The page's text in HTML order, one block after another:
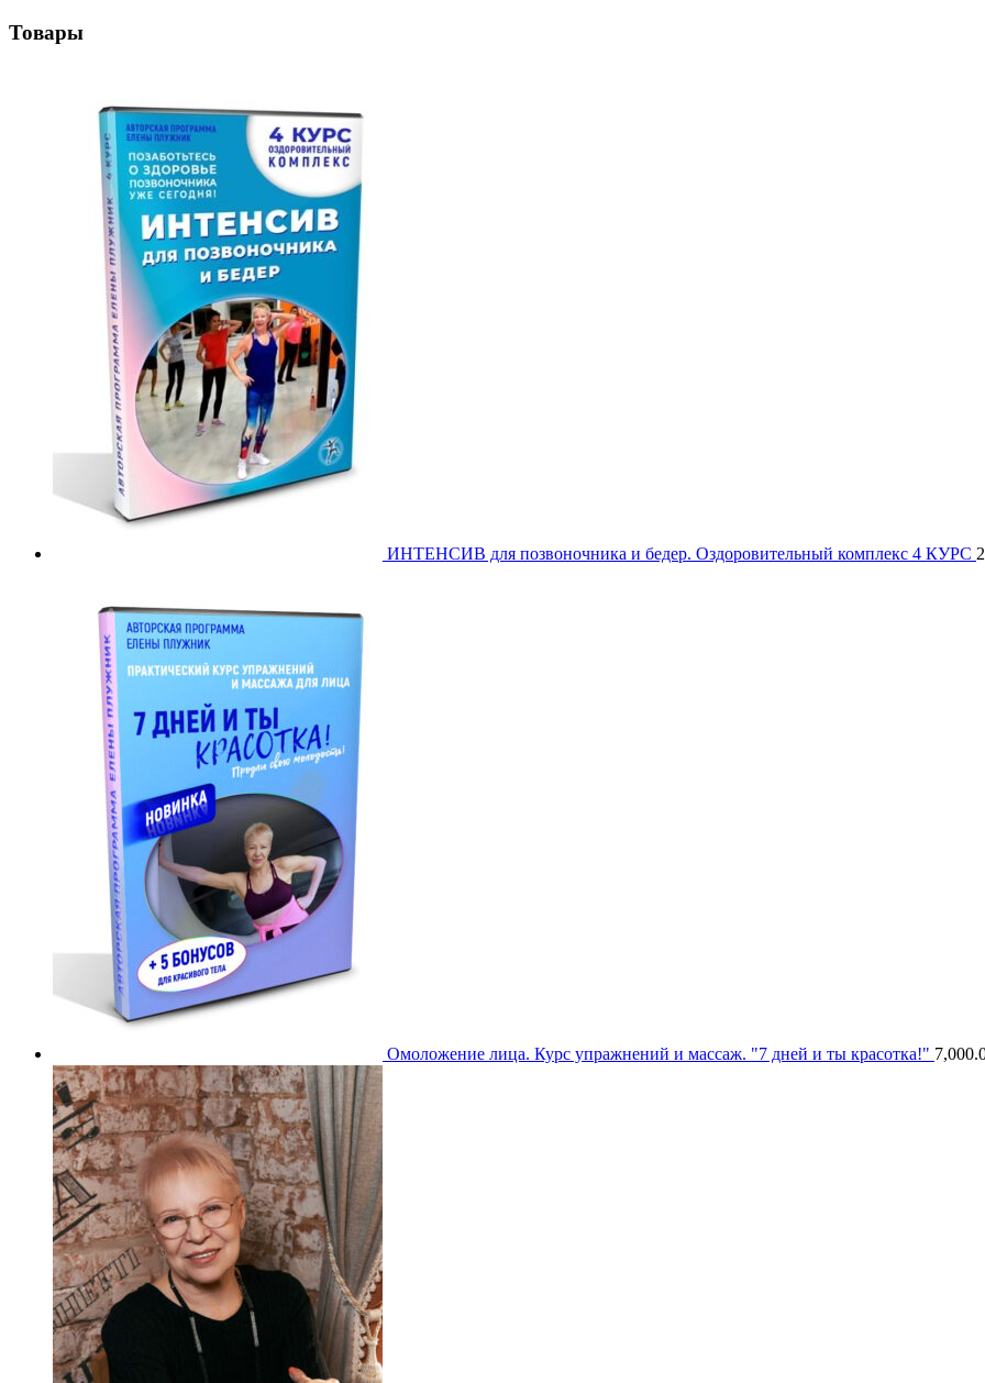
Товары
ИНТЕНСИВ для позвоночника и бедер. Оздоровительный комплекс 4 КУРС
Омоложение лица. Курс упражнений и массаж. "7 дней и ты красотка!"